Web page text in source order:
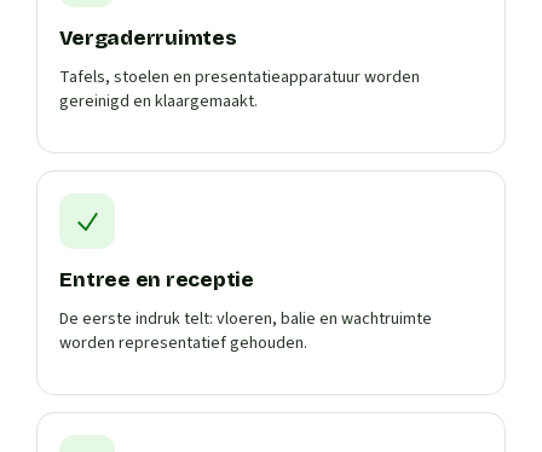
Vergaderruimtes
Tafels, stoelen en presentatieapparatuur worden
gereinigd en klaargemaakt.
Entree en receptie
De eerste indruk telt: vloeren, balie en wachtruimte
worden representatief gehouden.